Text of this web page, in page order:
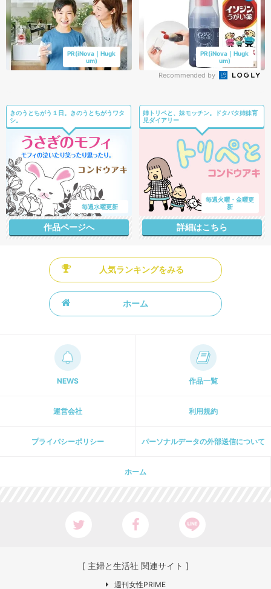
PR(iNova｜Hugk
um)
PR(iNova｜Hugk
um)
Recommended by
きのうとちがう１日。きのうとちがうワタ
シ。
毎週水曜更新
作品ページへ
姉トリペと、妹モッチン。ドタバタ姉妹育
児ダイアリー
毎週火曜・金曜更
新
詳細はこちら
人気ランキングをみる
ホーム
NEWS 作品一覧
運営会社 利用規約
プライパシーポリシー パーソナルデータの外部送信について
ホーム
[ 主婦と生活社 関連サイト ]
週刊女性PRIME